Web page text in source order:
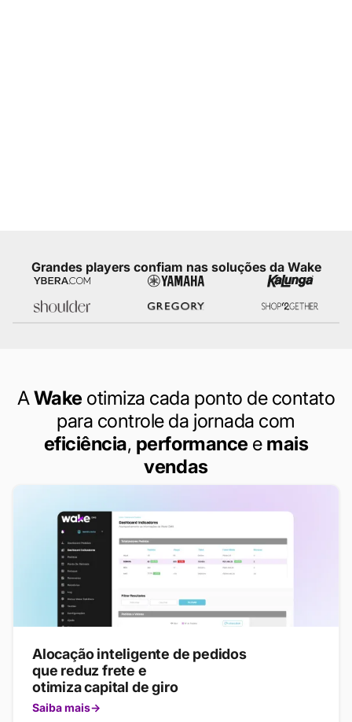
Grandes players confiam nas soluções da Wake
AWake otimiza cada ponto de contato
para controle da jornada com
eficiência, performance e mais
vendas
Alocação inteligente de pedidos
que reduz frete e
otimiza capital de giro
Saiba mais